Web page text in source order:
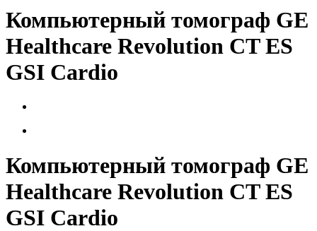
Компьютерный томограф GE
Healthcare Revolution CT ES
GSI Cardio
Компьютерный томограф GE
Healthcare Revolution CT ES
GSI Cardio